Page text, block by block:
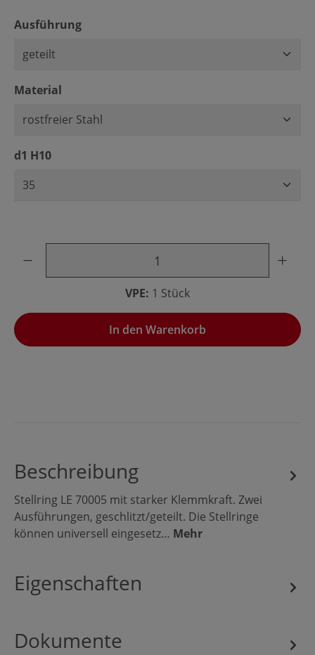
Ausführungauswählen
Material
d1 H10auswählen
VPE: 1 Stück
In den Warenkorb
Beschreibung
Stellring LE 70005 mit starker Klemmkraft. Zwei
Ausführungen, geschlitzt/geteilt. Die Stellringe
können universell eingesetz… Mehr
Eigenschaften
Dokumente